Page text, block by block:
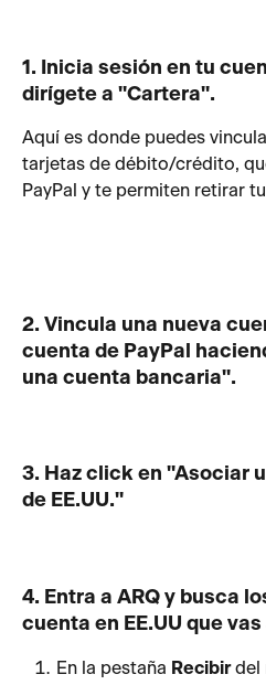
1. Inicia sesión en tu
dirígete a "Cartera".
Aquí es donde puedes
tarjetas de débito/crédito,
PayPal y te permiten retirar
2. Vincula una nueva
cuenta de PayPal
una cuenta bancaria".
3. Haz click en "Asociar
de EE.UU."
4. Entra a ARQ y busca
cuenta en EE.UU que
En la pestaña Recibir del